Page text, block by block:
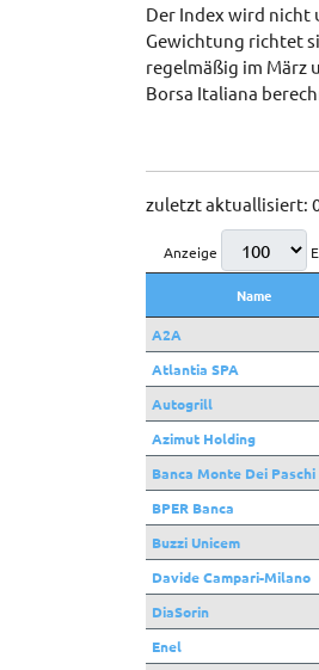
Der Index wird nicht
Gewichtung richtet
regelmäßig im März
Borsa Italiana
zuletzt aktuallisiert:
Anzeige
Name
A2A
Atlantia SPA
Autogrill
Azimut Holding
Banca Monte Dei Paschi
BPER Banca
Buzzi Unicem
Davide Campari-Milano
DiaSorin
Enel